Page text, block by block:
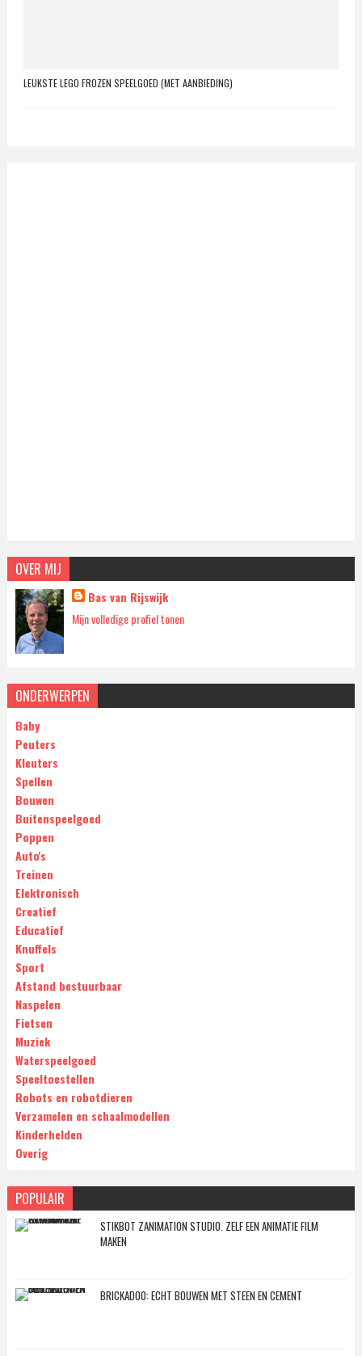
LEUKSTE LEGO FROZEN SPEELGOED (MET AANBIEDING)
OVER MIJ
Bas van Rijswijk
Mijn volledige profiel tonen
ONDERWERPEN
Baby
Peuters
Kleuters
Spellen
Bouwen
Buitenspeelgoed
Poppen
Auto's
Treinen
Elektronisch
Creatief
Educatief
Knuffels
Sport
Afstand bestuurbaar
Naspelen
Fietsen
Muziek
Waterspeelgoed
Speeltoestellen
Robots en robotdieren
Verzamelen en schaalmodellen
Kinderhelden
Overig
POPULAIR
STIKBOT ZANIMATION STUDIO. ZELF EEN ANIMATIE FILM
MAKEN
BRICKADOO: ECHT BOUWEN MET STEEN EN CEMENT